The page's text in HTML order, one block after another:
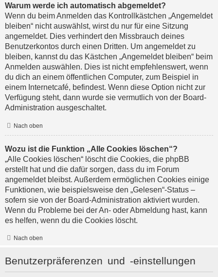
Warum werde ich automatisch abgemeldet?
Wenn du beim Anmelden das Kontrollkästchen „Angemeldet
bleiben“ nicht auswählst, wirst du nur für eine Sitzung
angemeldet. Dies verhindert den Missbrauch deines
Benutzerkontos durch einen Dritten. Um angemeldet zu
bleiben, kannst du das Kästchen „Angemeldet bleiben“ beim
Anmelden auswählen. Dies ist nicht empfehlenswert, wenn
du dich an einem öffentlichen Computer, zum Beispiel in
einem Internetcafé, befindest. Wenn diese Option nicht zur
Verfügung steht, dann wurde sie vermutlich von der Board-
Administration ausgeschaltet.
Nach oben
Wozu ist die Funktion „Alle Cookies löschen“?
„Alle Cookies löschen“ löscht die Cookies, die phpBB
erstellt hat und die dafür sorgen, dass du im Forum
angemeldet bleibst. Außerdem ermöglichen Cookies einige
Funktionen, wie beispielsweise den „Gelesen“-Status –
sofern sie von der Board-Administration aktiviert wurden.
Wenn du Probleme bei der An- oder Abmeldung hast, kann
es helfen, wenn du die Cookies löscht.
Nach oben
Benutzerpräferenzen und -einstellungen